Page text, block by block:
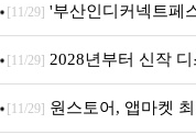
퍼 대기
[11/29] '부산인디커넥트페
개막... 22일간 진행
[11/29] 2028년부터 신작
문 추가
[11/29] 원스토어, 앱마켓